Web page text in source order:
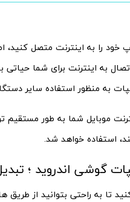
خود را به اینترنت متصل
به منظور استفاده سایر
موبایل شما به طور
استفاده خواهد شد.
گوشی اندروید ؛
تا به راحتی بتوانید از